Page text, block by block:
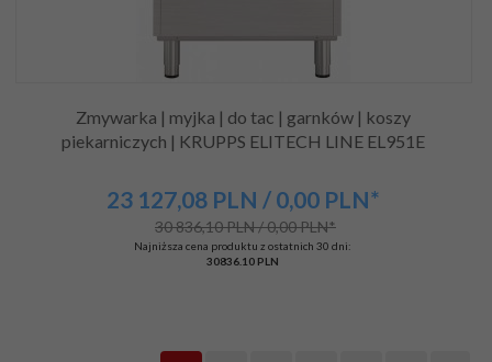
Zmywarka | myjka | do tac | garnków | koszy
piekarniczych | KRUPPS ELITECH LINE EL951E
23 127,08PLN / 0,00 PLN*
30 836,10 PLN / 0,00 PLN*
Najniższa cena produktu z ostatnich 30 dni:
30836.10 PLN